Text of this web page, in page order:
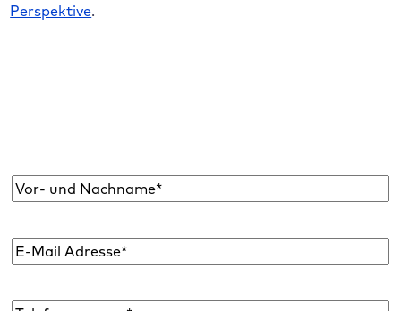
Perspektive.
Name *
E-
Mail